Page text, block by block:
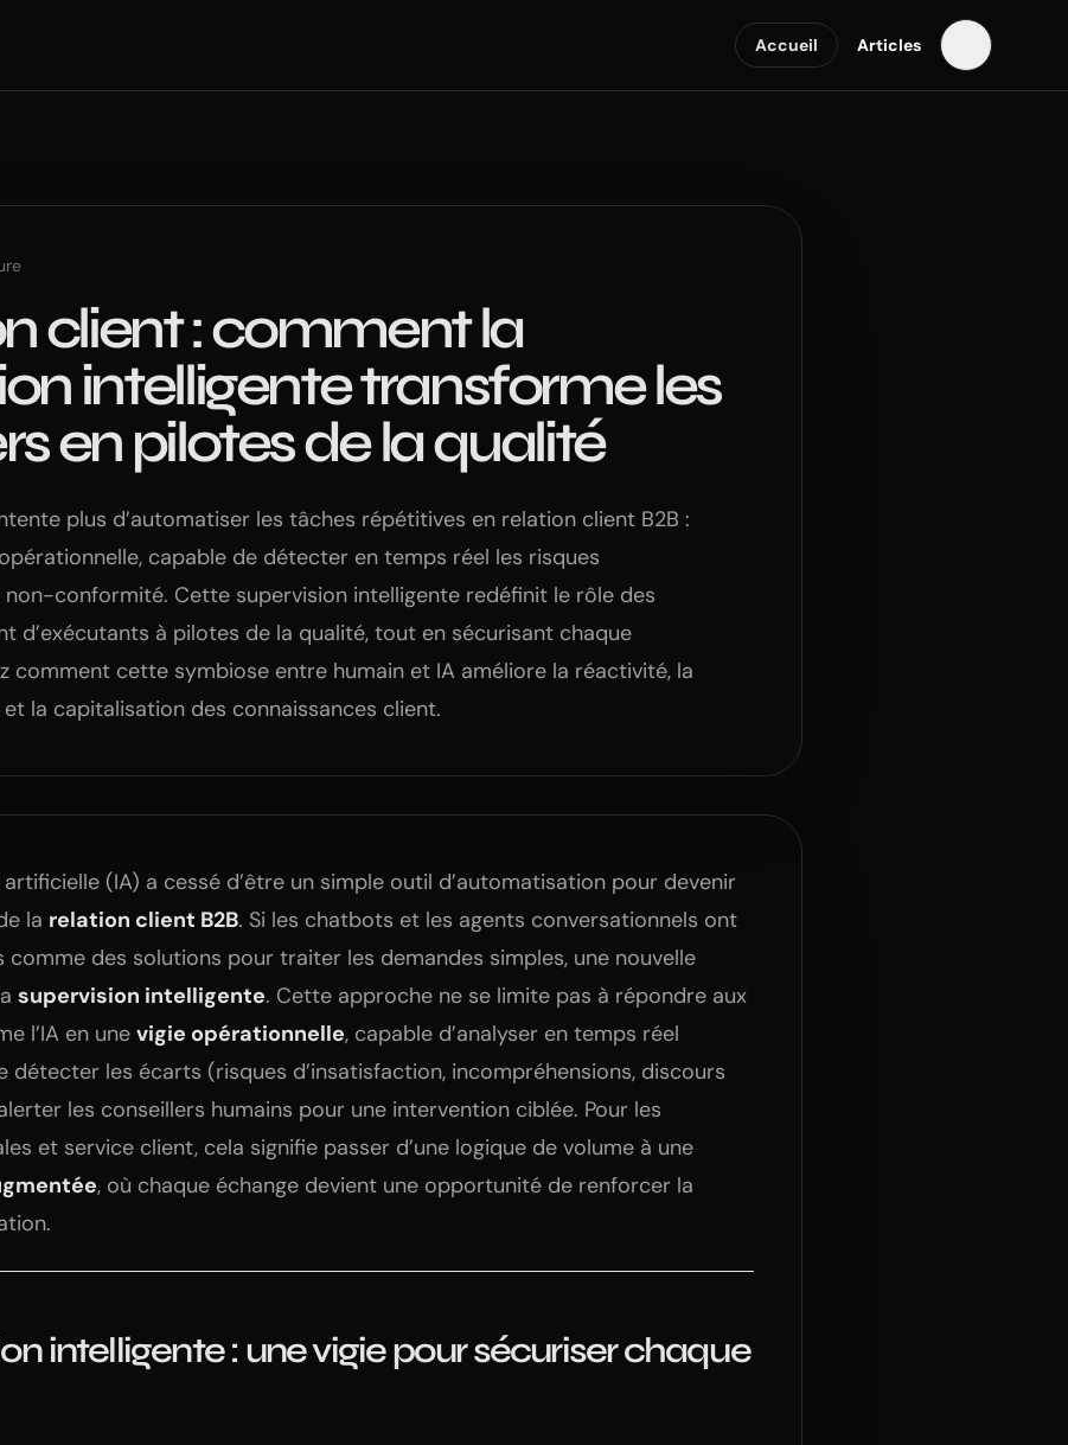
Accueil Articles
client : comment la
intelligente transforme les
en pilotes de la qualité
plus d’automatiser les tâches répétitives en relation client B2B :
capable de détecter en temps réel les risques
non-conformité. Cette supervision intelligente redéfinit le rôle des
d’exécutants à pilotes de la qualité, tout en sécurisant chaque
comment cette symbiose entre humain et IA améliore la réactivité, la
la capitalisation des connaissances client.
artificielle (IA) a cessé d’être un simple outil d’automatisation pour devenir
la relation client B2B. Si les chatbots et les agents conversationnels ont
des solutions pour traiter les demandes simples, une nouvelle
supervision intelligente. Cette approche ne se limite pas à répondre aux
l’IA en une vigie opérationnelle, capable d’analyser en temps réel
détecter les écarts (risques d’insatisfaction, incompréhensions, discours
les conseillers humains pour une intervention ciblée. Pour les
et service client, cela signifie passer d’une logique de volume à une
, où chaque échange devient une opportunité de renforcer la
intelligente : une vigie pour sécuriser chaque